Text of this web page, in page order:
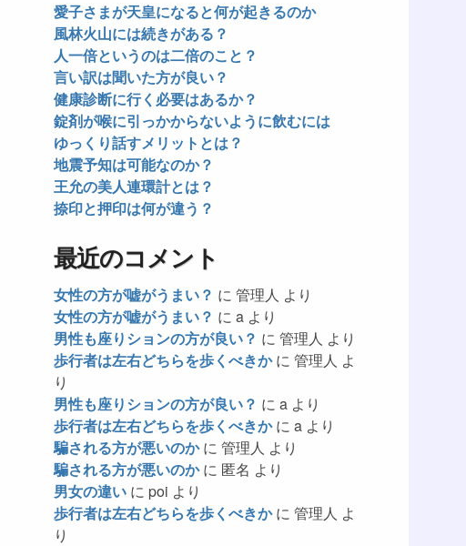
愛子さまが天皇になると何が起きるのか
風林火山には続きがある？
人一倍というのは二倍のこと？
言い訳は聞いた方が良い？
健康診断に行く必要はあるか？
錠剤が喉に引っかからないように飲むには
ゆっくり話すメリットとは？
地震予知は可能なのか？
王允の美人連環計とは？
捺印と押印は何が違う？
最近のコメント
女性の方が嘘がうまい？ に 管理人 より
女性の方が嘘がうまい？ に a より
男性も座りションの方が良い？ に 管理人 より
歩行者は左右どちらを歩くべきかに 管理人 よ
り
男性も座りションの方が良い？ に a より
歩行者は左右どちらを歩くべきかに a より
騙される方が悪いのかに 管理人 より
騙される方が悪いのかに 匿名 より
男女の違い に poi より
歩行者は左右どちらを歩くべきかに 管理人 よ
り